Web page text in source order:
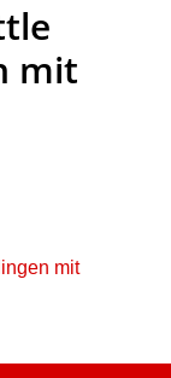
mit